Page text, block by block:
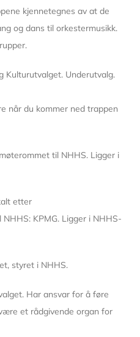
kjennetegnes av at de
og dans til orkestermusikk.
Kulturutvalget. Underutvalg.
når du kommer ned trappen
til NHHS. Ligger i
etter
KPMG. Ligger i NHHS-
styret i NHHS.
Har ansvar for å føre
et rådgivende organ for